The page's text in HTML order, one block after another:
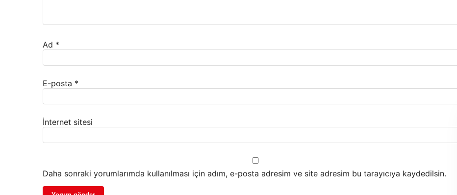
Ad *
E-posta *
İnternet sitesi
Daha sonraki yorumlarımda kullanılması için adım, e-posta adresim ve site adresim bu tarayıcıya kaydedilsin.